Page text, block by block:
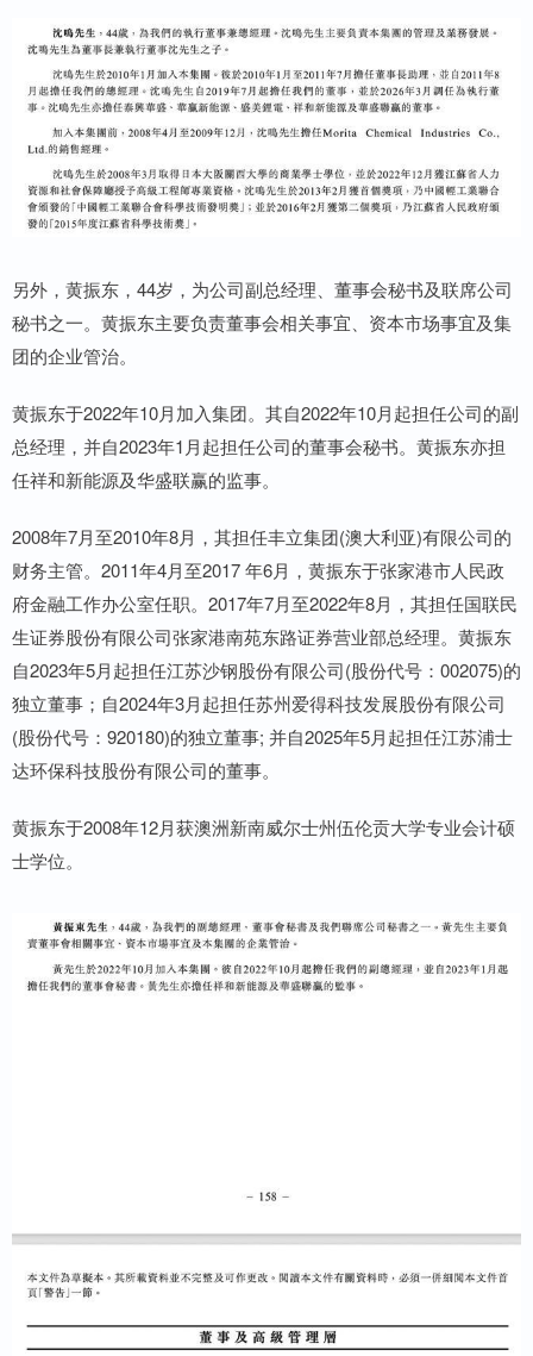
另外，黄振东，44岁，为公司副总经理、董事会秘书及联席公司
秘书之一。黄振东主要负责董事会相关事宜、资本市场事宜及集
团的企业管治。
黄振东于2022年10月加入集团。其自2022年10月起担任公司的副
总经理，并自2023年1月起担任公司的董事会秘书。黄振东亦担
任祥和新能源及华盛联赢的监事。
2008年7月至2010年8月，其担任丰立集团(澳大利亚)有限公司的
财务主管。2011年4月至2017 年6月，黄振东于张家港市人民政
府金融工作办公室任职。2017年7月至2022年8月，其担任国联民
生证券股份有限公司张家港南苑东路证券营业部总经理。黄振东
自2023年5月起担任江苏沙钢股份有限公司(股份代号：002075)的
独立董事；自2024年3月起担任苏州爱得科技发展股份有限公司
(股份代号：920180)的独立董事; 并自2025年5月起担任江苏浦士
达环保科技股份有限公司的董事。
黄振东于2008年12月获澳洲新南威尔士州伍伦贡大学专业会计硕
士学位。